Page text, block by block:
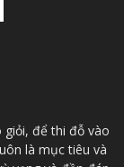
giỏi, để thi đỗ vào
là mục tiêu và